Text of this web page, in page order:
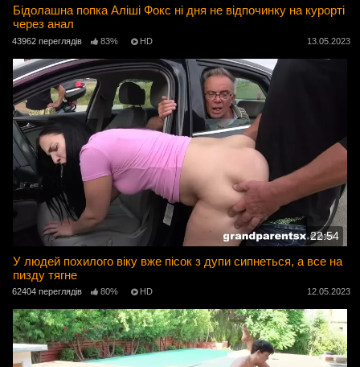
Бідолашна попка Аліші Фокс ні дня не відпочинку на курорті
через анал
43962 переглядів 83% HD 13.05.2023
22:54
У людей похилого віку вже пісок з дупи сипнеться, а все на
пизду тягне
62404 переглядів 80% HD 12.05.2023